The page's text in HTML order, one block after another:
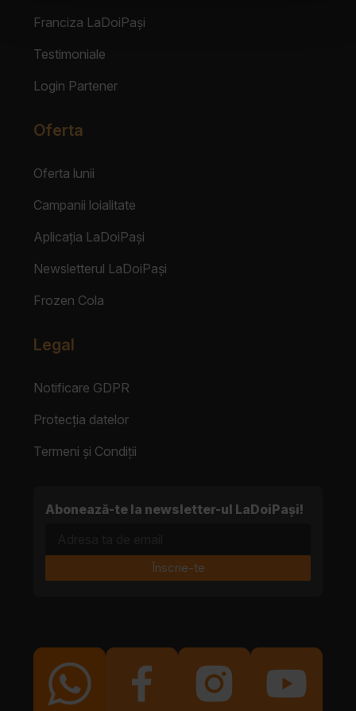
Franciza LaDoiPași
Testimoniale
Login Partener
Oferta
Oferta lunii
Campanii loialitate
Aplicația LaDoiPași
Newsletterul LaDoiPași
Frozen Cola
Legal
Notificare GDPR
Protecția datelor
Termeni și Condiții
Abonează-te la newsletter-ul LaDoiPași!
Înscrie-te